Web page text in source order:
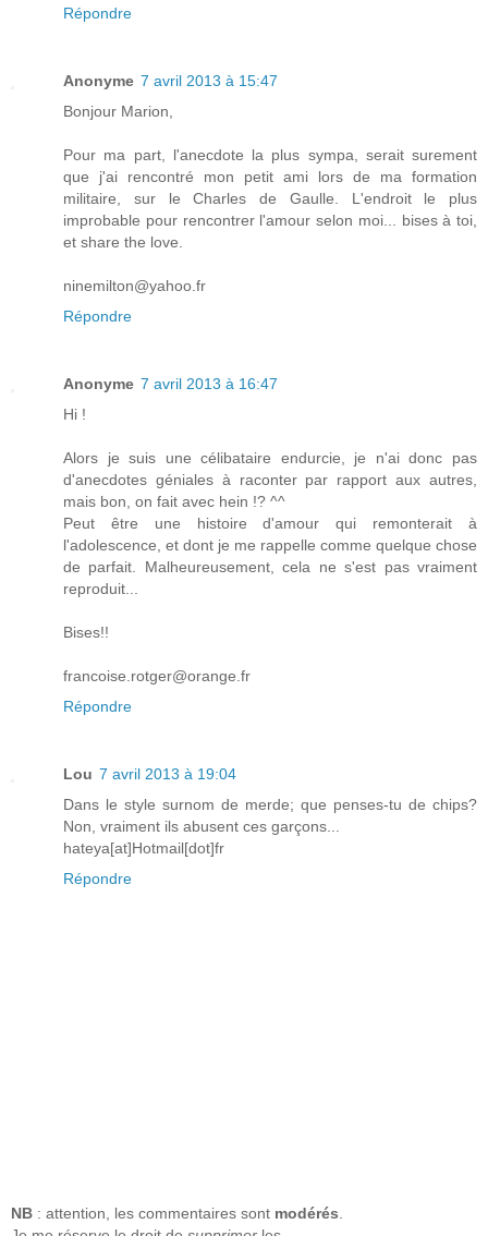
Répondre
Anonyme 7 avril 2013 à 15:47
Bonjour Marion,
Pour ma part, l'anecdote la plus sympa, serait surement
que j'ai rencontré mon petit ami lors de ma formation
militaire, sur le Charles de Gaulle. L'endroit le plus
improbable pour rencontrer l'amour selon moi... bises à toi,
et share the love.
ninemilton@yahoo.fr
Répondre
Anonyme 7 avril 2013 à 16:47
Hi !
Alors je suis une célibataire endurcie, je n'ai donc pas
d'anecdotes géniales à raconter par rapport aux autres,
mais bon, on fait avec hein !? ^^
Peut être une histoire d'amour qui remonterait à
l'adolescence, et dont je me rappelle comme quelque chose
de parfait. Malheureusement, cela ne s'est pas vraiment
reproduit...
Bises!!
francoise.rotger@orange.fr
Répondre
Lou 7 avril 2013 à 19:04
Dans le style surnom de merde; que penses-tu de chips?
Non, vraiment ils abusent ces garçons...
hateya[at]Hotmail[dot]fr
Répondre
NB : attention, les commentaires sont modérés.